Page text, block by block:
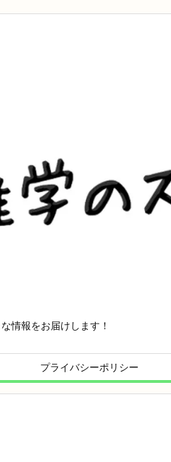
情報をお届けします！
プライバシーポリシー